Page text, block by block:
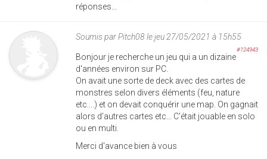
réponses...
Soumis parPitch08 le jeu 27/05/2021 à 15h55
#124943
Bonjour je recherche un jeu qui a un dizaine
d'années environ sur PC.
On avait une sorte de deck avec des cartes de
monstres selon divers éléments (feu, nature
etc....) et on devait conquérir une map. On gagnait
alors d'autres cartes etc... C'était jouable en solo
ou en multi.
Merci d'avance bien à vous